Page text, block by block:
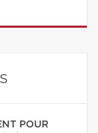
POUR